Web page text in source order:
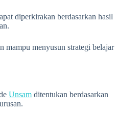
diperkirakan berdasarkan hasil
mampu menyusun strategi belajar
Unsam ditentukan berdasarkan